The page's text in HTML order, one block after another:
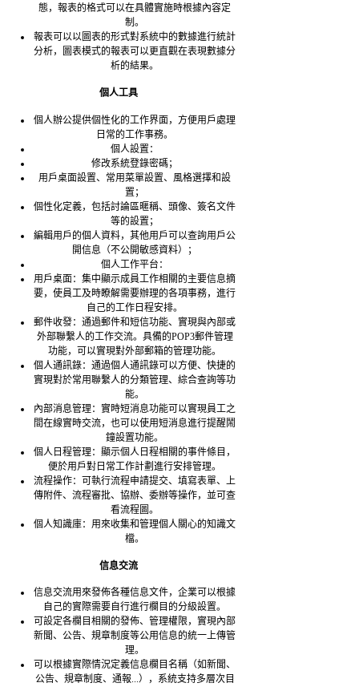
態，報表的格式可以在具體實施時根據內容定
制。
報表可以以圖表的形式對系統中的數據進行統計
分析，圖表模式的報表可以更直觀在表現數據分
析的結果。
個人工具
個人辦公提供個性化的工作界面，方便用戶處理
日常的工作事務。
個人設置：
修改系統登錄密碼；
用戶桌面設置、常用菜單設置、風格選擇和設
置；
個性化定義，包括討論區暱稱、頭像、簽名文件
等的設置；
編輯用戶的個人資料，其他用戶可以查詢用戶公
開信息（不公開敏感資料）；
個人工作平台：
用戶桌面：集中顯示成員工作相關的主要信息摘
要，使員工及時瞭解需要辦理的各項事務，進行
自己的工作日程安排。
郵件收發：通過郵件和短信功能、實現與內部或
外部聯繫人的工作交流。具備的POP3郵件管理
功能，可以實現對外部郵箱的管理功能。
個人通訊錄：通過個人通訊錄可以方便、快捷的
實現對於常用聯繫人的分類管理、綜合查詢等功
能。
內部消息管理：實時短消息功能可以實現員工之
間在線實時交流，也可以使用短消息進行提醒鬧
鐘設置功能。
個人日程管理：顯示個人日程相關的事件條目，
便於用戶對日常工作計劃進行安排管理。
流程操作：可執行流程申請提交、填寫表單、上
傳附件、流程審批、協辦、委辦等操作，並可查
看流程圖。
個人知識庫：用來收集和管理個人關心的知識文
檔。
信息交流
信息交流用來發佈各種信息文件，企業可以根據
自己的實際需要自行進行欄目的分級設置。
可設定各欄目相關的發佈、管理權限，實現內部
新聞、公告、規章制度等公用信息的統一上傳管
理。
可以根據實際情況定義信息欄目名稱（如新聞、
公告、規章制度、通報...），系統支持多層次目